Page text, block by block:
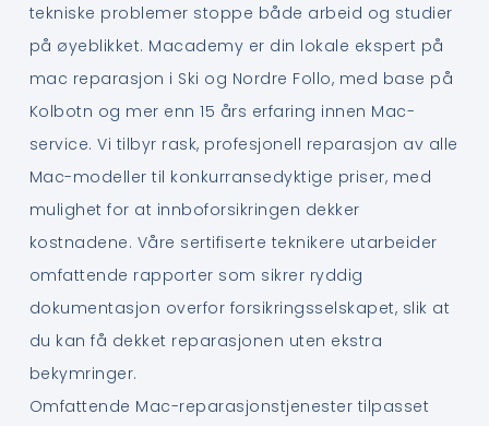
tekniske problemer stoppe både arbeid og studier
på øyeblikket. Macademy er din lokale ekspert på
mac reparasjon i Ski og Nordre Follo, med base på
Kolbotn og mer enn 15 års erfaring innen Mac-
service. Vi tilbyr rask, profesjonell reparasjon av alle
Mac-modeller til konkurransedyktige priser, med
mulighet for at innboforsikringen dekker
kostnadene. Våre sertifiserte teknikere utarbeider
omfattende rapporter som sikrer ryddig
dokumentasjon overfor forsikringsselskapet, slik at
du kan få dekket reparasjonen uten ekstra
bekymringer.
Omfattende Mac-reparasjonstjenester tilpasset